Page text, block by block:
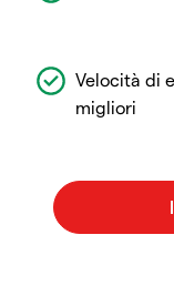
Velocità di
migliori